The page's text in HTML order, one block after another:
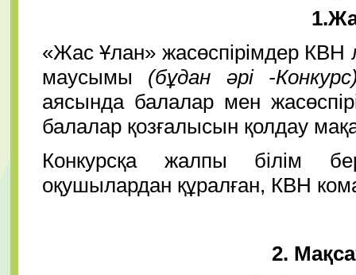
1.
«Жас Ұлан» жасөспірімдер КВН
маусымы (бұдан әрі -К
аясында балалар мен
балалар қозғалысын қолдау
Конкурсқа жалпы білім
оқушылардан құралған, КВН
2.